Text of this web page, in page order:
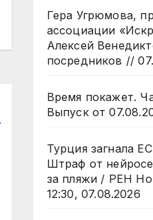
Гера Угрюмова,
ассоциации
Алексей
посредников //
Время покажет.
Выпуск от
Турция загнала
Штраф от
за пляжи / РЕН
12:30, 07.08.2026